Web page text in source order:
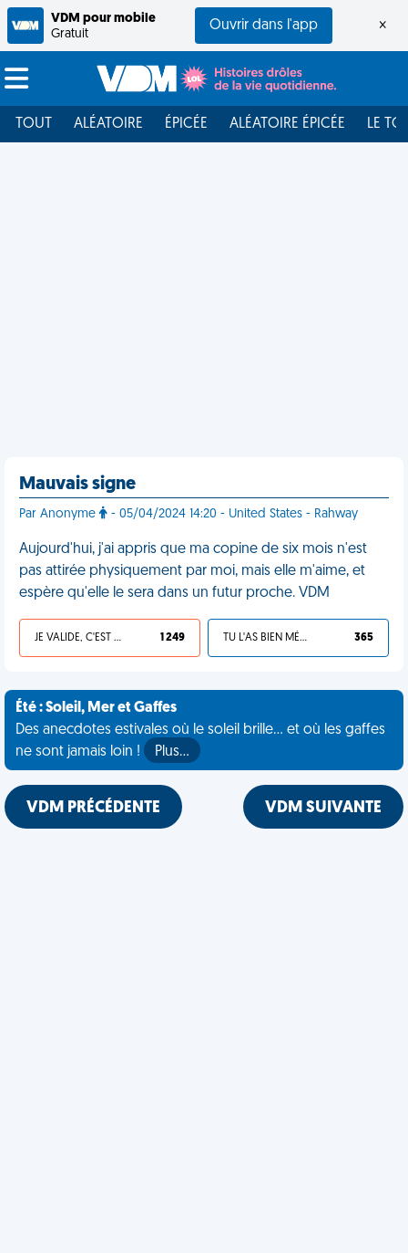
VDM pour mobile
Gratuit
Ouvrir dans l'app ×
TOUT ALÉATOIRE ÉPICÉE ALÉATOIRE ÉPICÉE LE
Mauvais signe
Par Anonyme - 05/04/2024 14:20 - United States - Rahway
Aujourd'hui, j'ai appris que ma copine de six mois n'est
pas attirée physiquement par moi, mais elle m'aime, et
espère qu'elle le sera dans un futur proche. VDM
JE VALIDE, C'EST UNE VDM 1 249 TU L'AS BIEN MÉRITÉ 365
Été : Soleil, Mer et Gaffes
Des anecdotes estivales où le soleil brille... et où les gaffes
ne sont jamais loin !
Plus…
VDM PRÉCÉDENTE VDM SUIVANTE